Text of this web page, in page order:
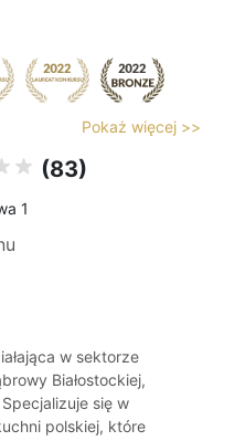
Pokaż więcej >>
(83)
1
w sektorze
Białostockiej,
się w
polskiej, które